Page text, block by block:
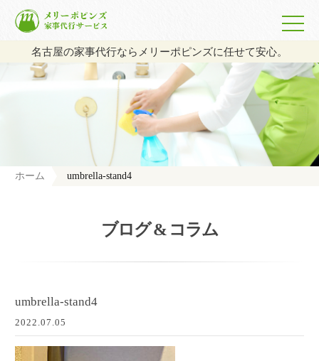
名古屋の家事代行ならメリーポピンズに任せて安心。
ホーム umbrella-stand4
ブログ & コラム
umbrella-stand4
2022.07.05